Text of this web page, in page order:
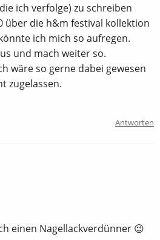
ich verfolge) zu schreiben
über die h&m festival kollektion
ich mich so aufregen.
und mach weiter so.
wäre so gerne dabei gewesen
zugelassen.
Antworten
einen Nagellackverdünner 😉